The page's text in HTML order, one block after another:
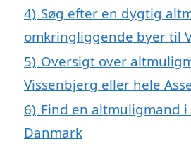
4) Søg efter en dygtig
omkringliggende byer til
5) Oversigt over
Vissenbjerg eller hele
6) Find en altmuligmand
Danmark